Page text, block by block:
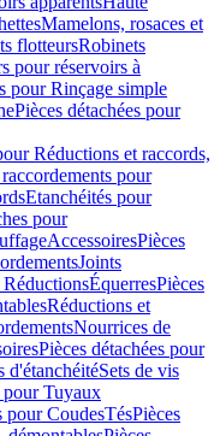
Mamelons, rosaces et
flotteursRobinets
pour réservoirs à
pour Rinçage simple
Pièces détachées pour
Réductions et raccords,
pour
Etanchéités pour
pour
AccessoiresPièces
Joints
RéductionsÉquerresPièces
Réductions et
Nourrices de
Pièces détachées pour
d'étanchéitéSets de vis
pour Tuyaux
pour CoudesTésPièces